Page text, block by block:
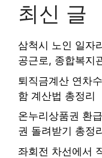
최신 글
삼척시 노인 일자
공근로, 종합복지
퇴직금계산 연차
함 계산법 총정리
온누리상품권 환
권 돌려받기 총정
좌회전 차선에서